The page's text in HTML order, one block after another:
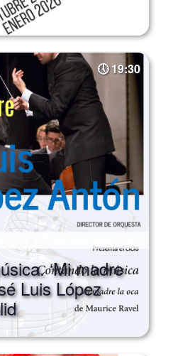
19:30
‘Mi madre
Luis López